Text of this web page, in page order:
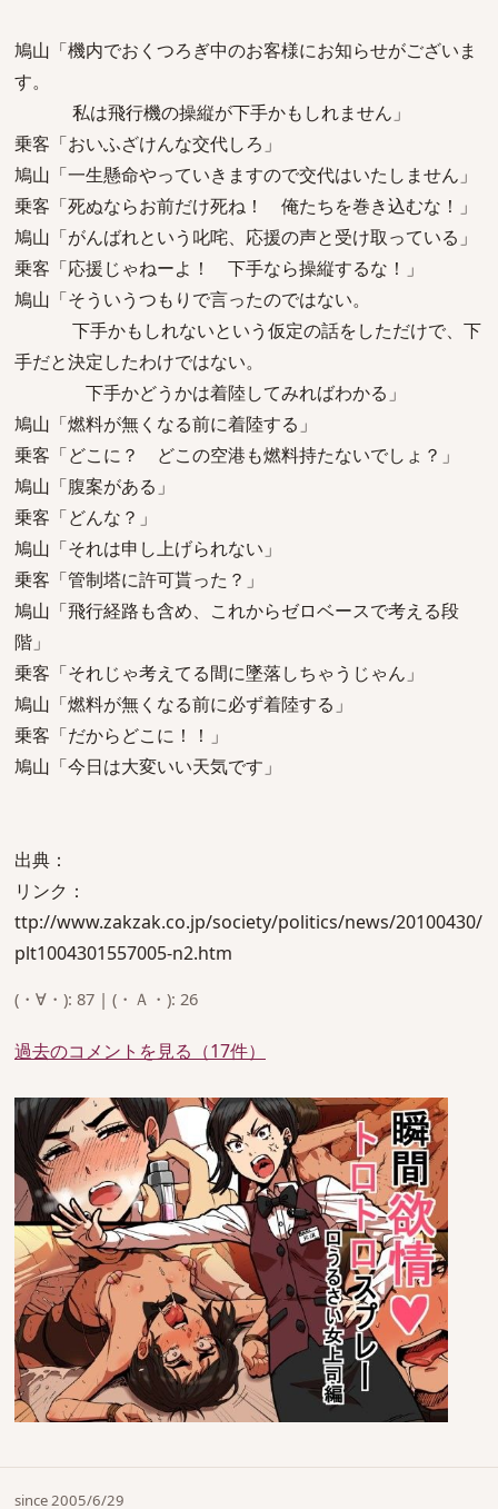
鳩山「機内でおくつろぎ中のお客様にお知らせがございま
す。
私は飛行機の操縦が下手かもしれません」
乗客「おいふざけんな交代しろ」
鳩山「一生懸命やっていきますので交代はいたしません」
乗客「死ぬならお前だけ死ね！ 俺たちを巻き込むな！」
鳩山「がんばれという叱咤、応援の声と受け取っている」
乗客「応援じゃねーよ！ 下手なら操縦するな！」
鳩山「そういうつもりで言ったのではない。
下手かもしれないという仮定の話をしただけで、下
手だと決定したわけではない。
下手かどうかは着陸してみればわかる」
鳩山「燃料が無くなる前に着陸する」
乗客「どこに？ どこの空港も燃料持たないでしょ？」
鳩山「腹案がある」
乗客「どんな？」
鳩山「それは申し上げられない」
乗客「管制塔に許可貰った？」
鳩山「飛行経路も含め、これからゼロベースで考える段
階」
乗客「それじゃ考えてる間に墜落しちゃうじゃん」
鳩山「燃料が無くなる前に必ず着陸する」
乗客「だからどこに！！」
鳩山「今日は大変いい天気です」
出典：
リンク：
ttp://www.zakzak.co.jp/society/politics/news/20100430/
plt1004301557005-n2.htm
(・∀・): 87 | (・Ａ・): 26
過去のコメントを見る（17件）
since 2005/6/29